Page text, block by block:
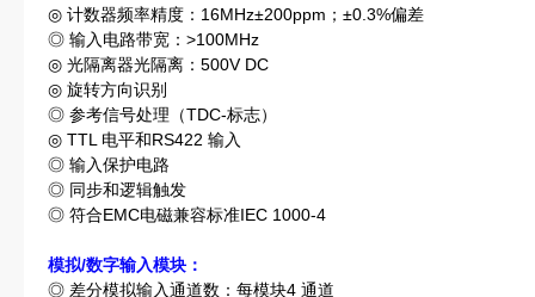
◎ 计数器频率精度：16MHz±200ppm；±0.3%偏差
◎ 输入电路带宽：>100MHz
◎ 光隔离器光隔离：500V DC
◎ 旋转方向识别
◎ 参考信号处理（TDC-标志）
◎ TTL 电平和RS422 输入
◎ 输入保护电路
◎ 同步和逻辑触发
◎ 符合EMC电磁兼容标准IEC 1000-4
模拟/数字输入模块：
◎ 差分模拟输入通道数：每模块4 通道